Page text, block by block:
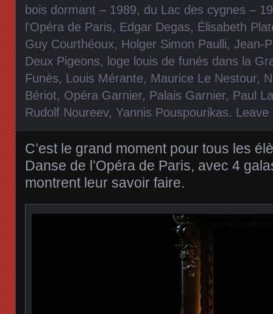
bois dormant – 1989, du Lac des cygnes –
l'Opéra de Paris, Edgar Degas, Élisabeth
Guy Courthéoux, Holger Simon Paulli, Jean-
Deux Pigeons, loge louis de funés dans la
Funès, Louis Mérante, Maurice Le Nestour,
Bériot, Opéra Garnier, Palais Garnier, Paul
Rudolf Noureev, Yannis Pouspourikas. Leave
C’est le grand moment pour tous les
Danse de l’Opéra de Paris, avec 4
montrent leur savoir faire.